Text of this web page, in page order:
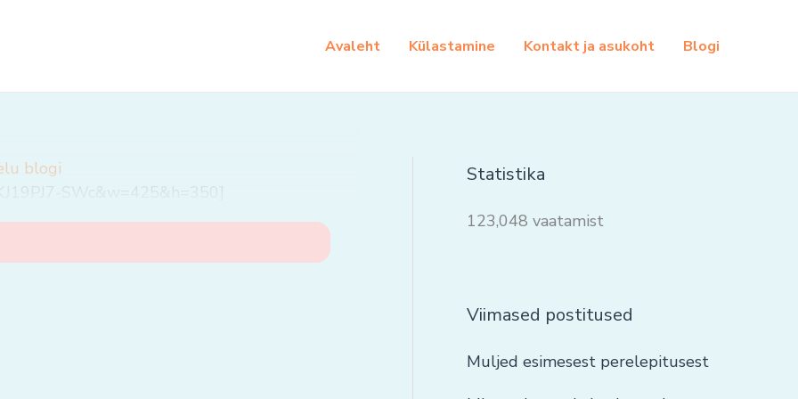
Avaleht Külastamine Kontakt ja asukoht Blogi
blogi
Statistika
123,048 vaatamist
Viimased postitused
Muljed esimesest perelepitusest